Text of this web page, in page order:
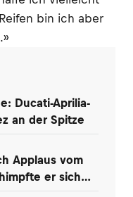
bin ich aber
Ducati-Aprilia-
an der Spitze
Applaus vom
er sich